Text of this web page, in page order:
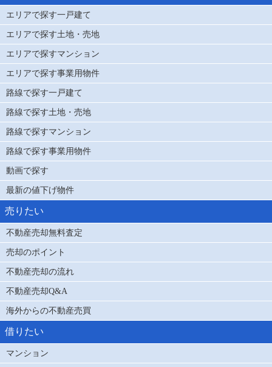
エリアで探す一戸建て
エリアで探す土地・売地
エリアで探すマンション
エリアで探す事業用物件
路線で探す一戸建て
路線で探す土地・売地
路線で探すマンション
路線で探す事業用物件
動画で探す
最新の値下げ物件
売りたい
不動産売却無料査定
売却のポイント
不動産売却の流れ
不動産売却Q&A
海外からの不動産売買
借りたい
マンション